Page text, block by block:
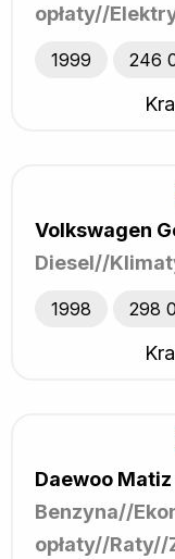
opłaty//
1999 246
Volkswagen
Diesel//
1998 298
Daewoo Matiz
Benzyna//
opłaty//Raty//